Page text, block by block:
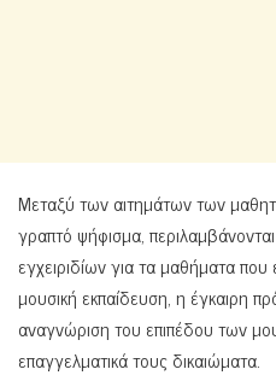
Μεταξύ των αιτημάτων των
γραπτό ψήφισμα,
εγχειριδίων για τα μαθήματα που
μουσική εκπαίδευση, η έγκαιρη
αναγνώριση του επιπέδου των
επαγγελματικά τους δικαιώματα.